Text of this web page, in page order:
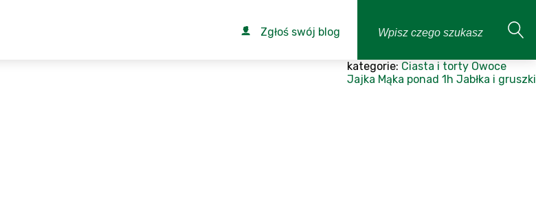
Zgłoś swój blog
kategorie: Ciasta i torty Owoce
Jajka Mąka ponad 1h Jabłka i gruszki